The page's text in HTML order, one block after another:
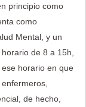
principio como
como
Mental, y un
de 8 a 15h,
horario en que
de hecho,